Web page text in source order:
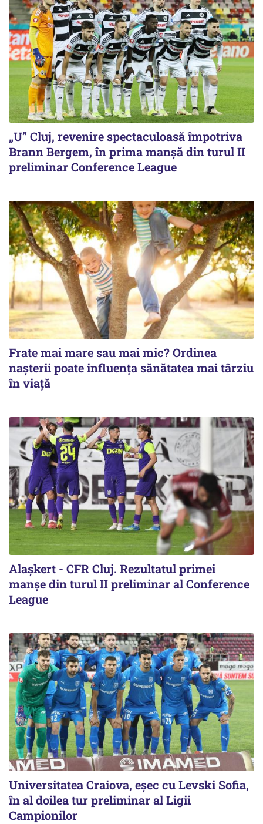
„U” Cluj, revenire spectaculoasă împotriva
Brann Bergem, în prima manșă din turul II
preliminar Conference League
Frate mai mare sau mai mic? Ordinea
nașterii poate influența sănătatea mai târziu
în viață
Alaşkert - CFR Cluj. Rezultatul primei
manșe din turul II preliminar al Conference
League
Universitatea Craiova, eșec cu Levski Sofia,
în al doilea tur preliminar al Ligii
Campionilor